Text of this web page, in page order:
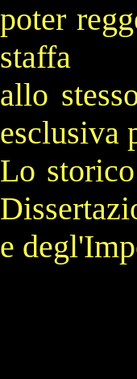
poter
staffa
allo
esclusiva
Lo
e